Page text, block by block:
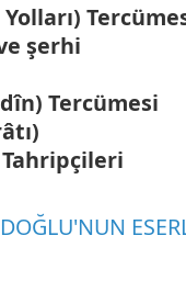
şerhi
Tercümesi
Tahripçileri